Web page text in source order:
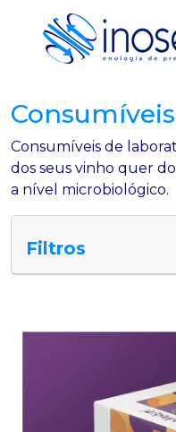
Saltar para o conteúdo
Navegação
Consumíveis de
dos seus vinho quer
a nível microbiológico.
Filtros